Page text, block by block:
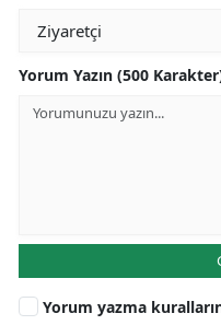
Yorum Yazın (500
Yorum yazma